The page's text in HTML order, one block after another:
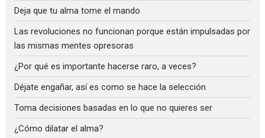
Deja que tu alma tome el mando
Las revoluciones no funcionan porque están impulsadas por
las mismas mentes opresoras
¿Por qué es importante hacerse raro, a veces?
Déjate engañar, así es como se hace la selección
Toma decisiones basadas en lo que no quieres ser
¿Cómo dilatar el alma?